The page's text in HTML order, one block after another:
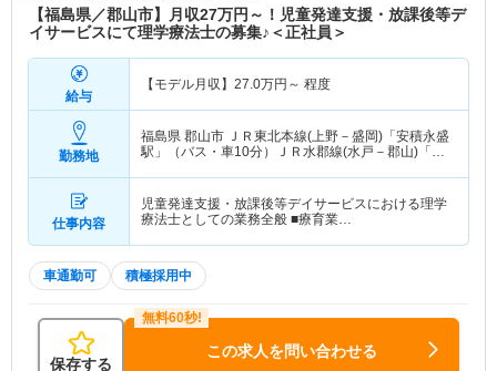
【福島県／郡山市】月収27万円～！児童発達支援・放課後等デ
イサービスにて理学療法士の募集♪＜正社員＞
給与
【モデル月収】 27.0万円～ 程度
勤務地
福島県 郡山市 ＪＲ東北本線(上野－盛岡)「安積永盛
駅」（バス・車10分）ＪＲ水郡線(水戸－郡山)「安
仕事内容
児童発達支援・放課後等デイサービスにおける理学
療法士としての業務全般 ■療育業…
車通勤可 積極採用中
保存する
この求人を問い合わせる